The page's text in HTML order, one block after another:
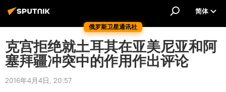
俄罗斯卫星通讯社
简体
克宫拒绝就土耳其在亚美尼亚和阿
塞拜疆冲突中的作用作出评论
2016年4月4日, 20:57